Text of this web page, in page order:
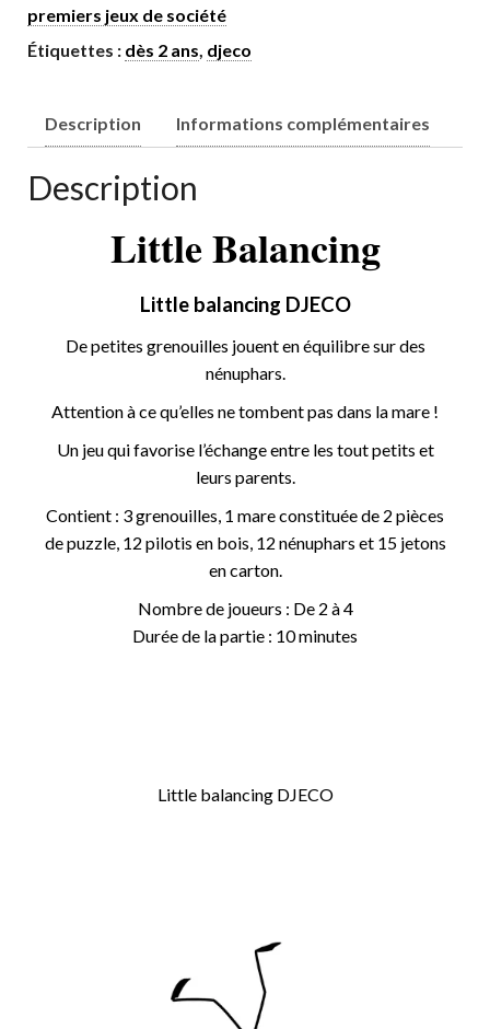
premiers jeux de société
Étiquettes : dès 2 ans, djeco
Description Informations complémentaires
Description
Little Balancing
Little balancing DJECO
De petites grenouilles jouent en équilibre sur des
nénuphars.
Attention à ce qu’elles ne tombent pas dans la mare !
Un jeu qui favorise l’échange entre les tout petits et
leurs parents.
Contient : 3 grenouilles, 1 mare constituée de 2 pièces
de puzzle, 12 pilotis en bois, 12 nénuphars et 15 jetons
en carton.
Nombre de joueurs : De 2 à 4
Durée de la partie : 10 minutes
Little balancing DJECO